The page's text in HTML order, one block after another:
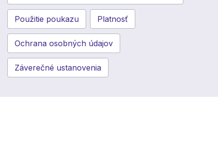
Použitie poukazu Platnosť
Ochrana osobných údajov
Záverečné ustanovenia